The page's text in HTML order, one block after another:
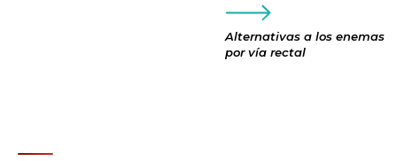
Alternativas a los enemas
por vía rectal